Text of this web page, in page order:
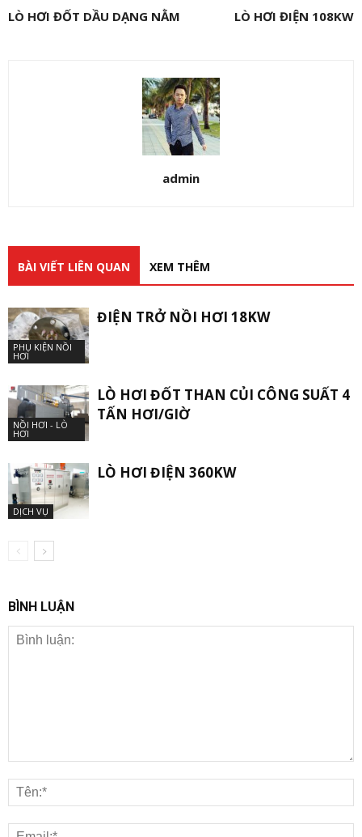
LÒ HƠI ĐỐT DẦU DẠNG NẰM LÒ HƠI ĐIỆN 108KW
admin
BÀI VIẾT LIÊN QUAN XEM THÊM
PHỤ KIỆN NỒI
HƠI
ĐIỆN TRỞ NỒI HƠI 18KW
NỒI HƠI - LÒ
HƠI
LÒ HƠI ĐỐT THAN CỦI CÔNG SUẤT 4
TẤN HƠI/GIỜ
DỊCH VỤ
LÒ HƠI ĐIỆN 360KW
BÌNH LUẬN